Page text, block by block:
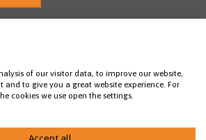
of our visitor data, to improve our website,
and to give you a great website experience. For
cookies we use open the settings.